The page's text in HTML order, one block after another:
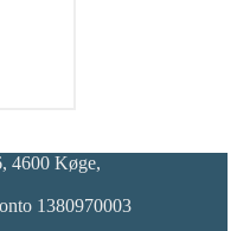
4600 Køge,
1380970003